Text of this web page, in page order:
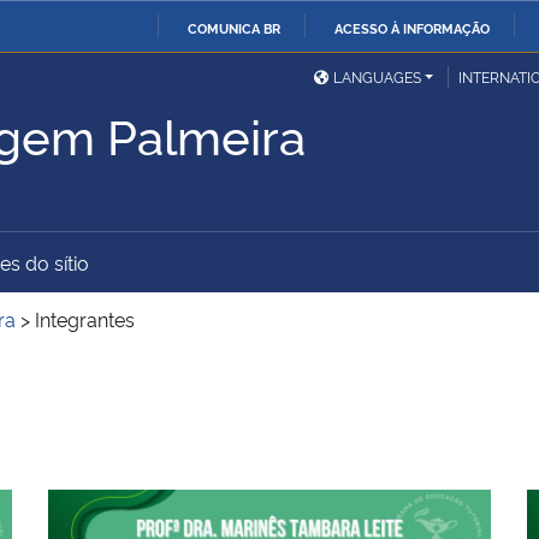
O
COMUNICA BR ACESSO À INFORMAÇÃO
Ministério da Defesa
Ministério das Relações
Exteriores
Ministério da Cidadania Ministério da Saúde
Ministério do
Desenvolvimento Regional
LANGUAGES
Palmeira
do sítio
> Integrantes